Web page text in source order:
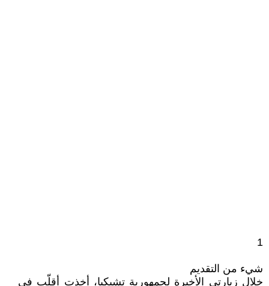
1
شيء من التقديم
خلال زيارتي الأخيرة لجمهورية تشيكيا، أخذت أقلّب في